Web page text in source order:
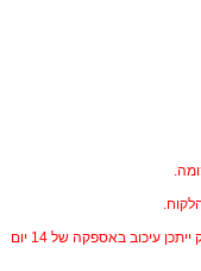
הובלות מחיפה צפונה, מבאר שבע דרומה ומעבר לקו הירוק ייתכן עיכוב באספקה של 14 יום